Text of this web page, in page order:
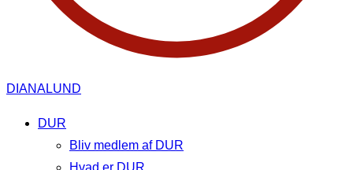
DIANALUND
DUR
Bliv medlem af DUR
Hvad er DUR